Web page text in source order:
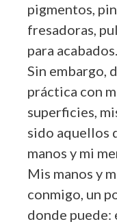
pigmentos,
fresadoras,
para acabados.
Sin embargo,
práctica con
superficies,
sido aquellos
manos y mi
Mis manos y
conmigo, un
donde puede: